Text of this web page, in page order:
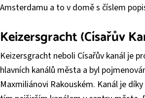
Amsterdamu a to v domě s číslem
Keizersgracht (Císařův
Keizersgracht neboli Císařův kanál je
hlavních kanálů města a byl
Maxmiliánovi Rakouském. Kanál je